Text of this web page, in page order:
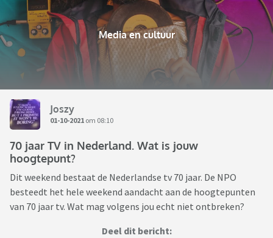
Media en cultuur
Joszy
01-10-2021 om 08:10
70 jaar TV in Nederland. Wat is jouw
hoogtepunt?
Dit weekend bestaat de Nederlandse tv 70 jaar. De NPO
besteedt het hele weekend aandacht aan de hoogtepunten
van 70 jaar tv. Wat mag volgens jou echt niet ontbreken?
Deel dit bericht: